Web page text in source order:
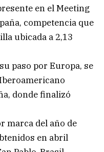
en el Meeting
competencia que
ubicada a 2,13
paso por Europa, se
donde finalizó
marca del año de
en abril